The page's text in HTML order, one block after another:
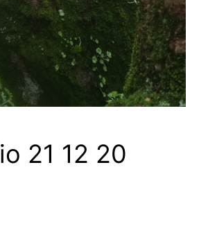
21 12 20